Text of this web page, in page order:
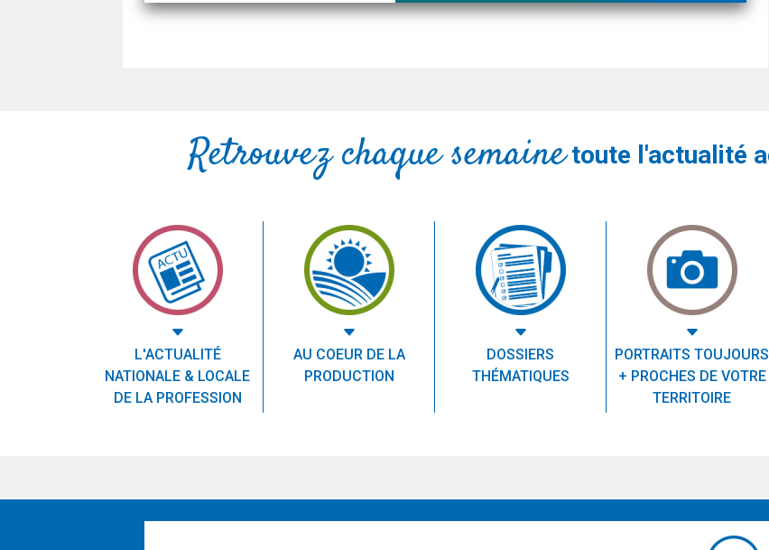
Retrouvez chaque semainetoute l'actualité
L'ACTUALITÉ
NATIONALE & LOCALE
DE LA PROFESSION
AU COEUR DE LA
PRODUCTION
DOSSIERS
THÉMATIQUES
PORTRAITS TOUJOURS
+ PROCHES DE VOTRE
TERRITOIRE